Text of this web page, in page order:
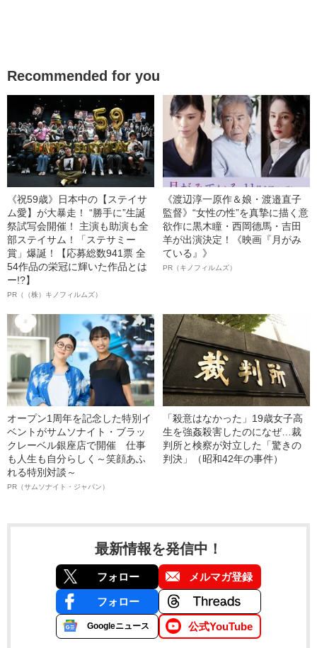
Recommended for you
《祝59歳》日本中の【ステイサ
ム愛】が大暴走！ “勝手に”生誕
祭試写会開催！ 主演も助演も全
部ステイサム！「ステサミー
賞」爆誕！【応募総数941票 全
54作品の栄冠に輝いた作品とは
ー!?】
PR（（株）キノフィルムズ）
《渡辺淳一原作＆娘・渡邉直子
監督》“女性の性”を真摯に描く意
欲作に黒木瞳・西岡德馬・吉田
羊が出演決定！《映画『月がみ
ている』》
PR（キノフィルムズ）
オープン1周年を記念した特別イ
ベントがサムソナイト・ブラッ
クレーベル銀座店で開催 仕事
も人生も自分らしく～笑顔あふ
れる特別対談～
PR（サムソナイト・ジャパン）
「殺意はなかった」19歳女子高
生を強姦殺害したのになぜ…裁
判所と検察が対立した「驚きの
判決」（昭和42年の事件）
最新情報を発信中！
フォロー メルマガ登録
フォロー
Googleニュース 公式YouTube